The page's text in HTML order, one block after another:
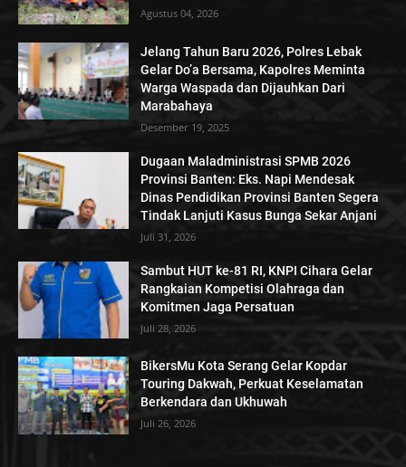
Agustus 04, 2026
Jelang Tahun Baru 2026, Polres Lebak
Gelar Do’a Bersama, Kapolres Meminta
Warga Waspada dan Dijauhkan Dari
Marabahaya
Desember 19, 2025
Dugaan Maladministrasi SPMB 2026
Provinsi Banten: Eks. Napi Mendesak
Dinas Pendidikan Provinsi Banten Segera
Tindak Lanjuti Kasus Bunga Sekar Anjani
Juli 31, 2026
Sambut HUT ke-81 RI, KNPI Cihara Gelar
Rangkaian Kompetisi Olahraga dan
Komitmen Jaga Persatuan
Juli 28, 2026
BikersMu Kota Serang Gelar Kopdar
Touring Dakwah, Perkuat Keselamatan
Berkendara dan Ukhuwah
Juli 26, 2026